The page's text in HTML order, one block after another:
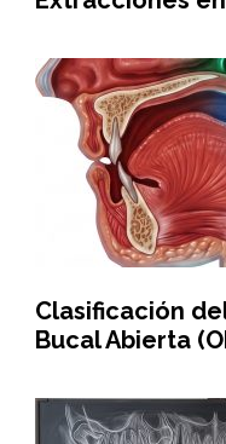
Clasificación
Bucal Abierta